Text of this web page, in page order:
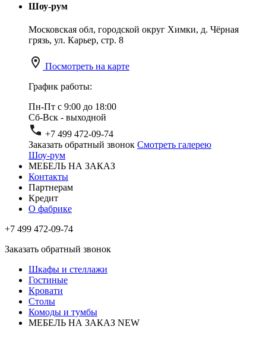
Шоу-рум
Московская обл, городской округ Химки, д. Чёрная
грязь, ул. Карьер, стр. 8
Посмотреть на карте
График работы:
Пн-Пт с 9:00 до 18:00
Сб-Вск - выходной
+7 499 472-09-74
Заказать обратный звонок Смотреть галерею
Шоу-рум
МЕБЕЛЬ НА ЗАКАЗ
Контакты
Партнерам
Кредит
О фабрике
+7 499 472-09-74
Заказать обратный звонок
Шкафы и стеллажи
Гостиные
Кровати
Столы
Комоды и тумбы
МЕБЕЛЬ НА ЗАКАЗ NEW